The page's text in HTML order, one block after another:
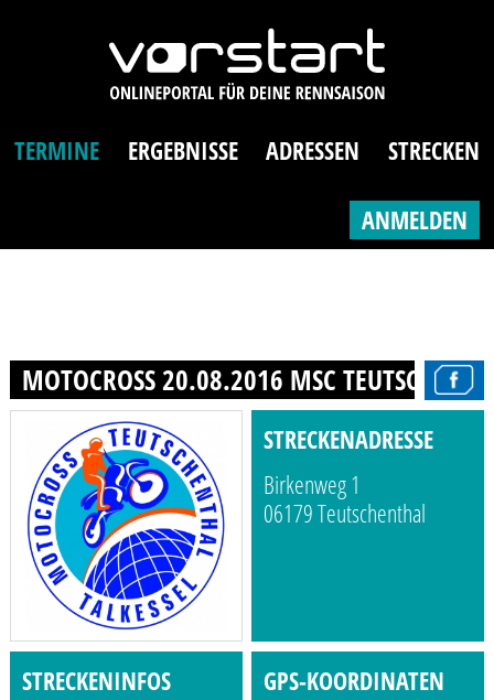
TERMINE ERGEBNISSE ADRESSEN STRECKEN
ANMELDEN
MOTOCROSS 20.08.2016 MSC
STRECKENADRESSE
Birkenweg 1
06179 Teutschenthal
STRECKENINFOS
GPS-KOORDINATEN